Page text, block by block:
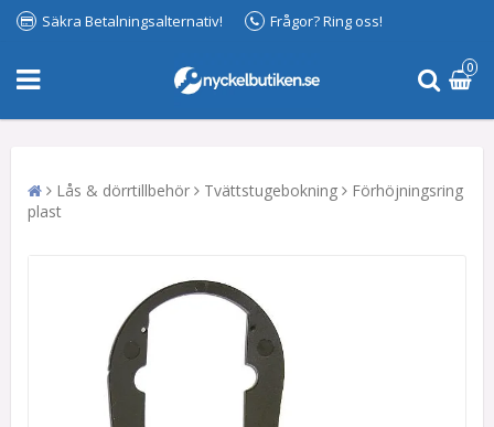
Säkra Betalningsalternativ! Frågor? Ring oss!
0
Lås & dörrtillbehör Tvättstugebokning
Förhöjningsring
plast